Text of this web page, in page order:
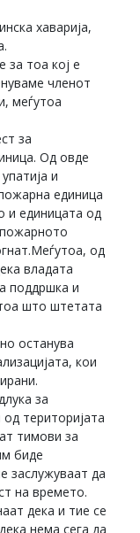
хаварија,
за тоа кој е
членот
меѓутоа
за
Од овде
и
единица
и единицата од
од
владата
поддршка и
што штетата
останува
кои
за
територијата
тимови за
биде
заслужуваат да
на времето.
дека и тие се
нема сега да